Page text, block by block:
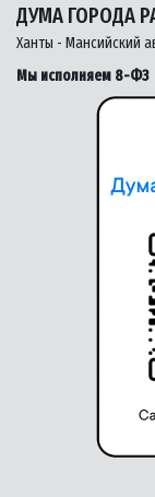
ДУМА ГОРОДА
Ханты - Мансийский
Мы исполняем 8-ФЗ